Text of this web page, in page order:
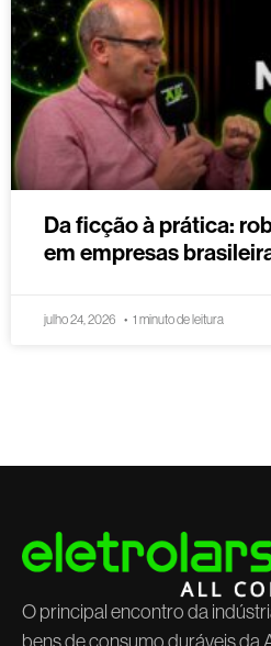
Da ficção à prática:
em empresas
julho 24, 2026 1 minuto de leitura
O principal encontro da
bens de consumo duráveis da